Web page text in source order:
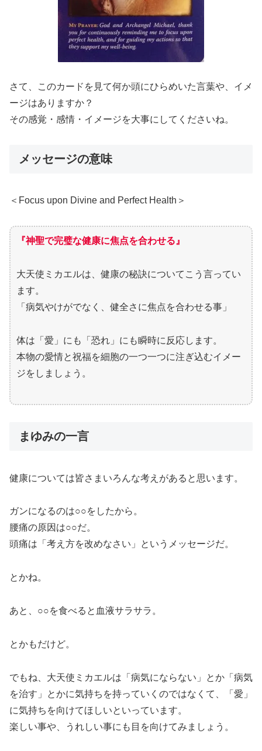
さて、このカードを見て何か頭にひらめいた言葉や、イメ
ージはありますか？
その感覚・感情・イメージを大事にしてくださいね。
メッセージの意味
＜Focus upon Divine and Perfect Health＞
『神聖で完璧な健康に焦点を合わせる』
大天使ミカエルは、健康の秘訣についてこう言ってい
ます。
「病気やけがでなく、健全さに焦点を合わせる事」
体は「愛」にも「恐れ」にも瞬時に反応します。
本物の愛情と祝福を細胞の一つ一つに注ぎ込むイメー
ジをしましょう。
まゆみの一言
健康については皆さまいろんな考えがあると思います。
ガンになるのは○○をしたから。
腰痛の原因は○○だ。
頭痛は「考え方を改めなさい」というメッセージだ。
とかね。
あと、○○を食べると血液サラサラ。
とかもだけど。
でもね、大天使ミカエルは「病気にならない」とか「病気
を治す」とかに気持ちを持っていくのではなくて、「愛」
に気持ちを向けてほしいといっています。
楽しい事や、うれしい事にも目を向けてみましょう。